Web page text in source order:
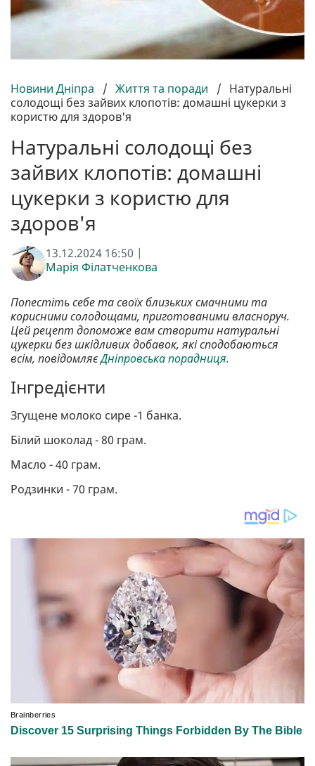
Новини Дніпра / Життя та поради / Натуральні
солодощі без зайвих клопотів: домашні цукерки з
користю для здоров'я
Натуральні солодощі без
зайвих клопотів: домашні
цукерки з користю для
здоров'я
13.12.2024 16:50 |
Марія Філатченкова
Попестіть себе та своїх близьких смачними та
корисними солодощами, приготованими власноруч.
Цей рецепт допоможе вам створити натуральні
цукерки без шкідливих добавок, які сподобаються
всім, повідомляєДніпровська порадниця.
Інгредієнти
Згущене молоко сире -1 банка.
Білий шоколад - 80 грам.
Масло - 40 грам.
Родзинки - 70 грам.